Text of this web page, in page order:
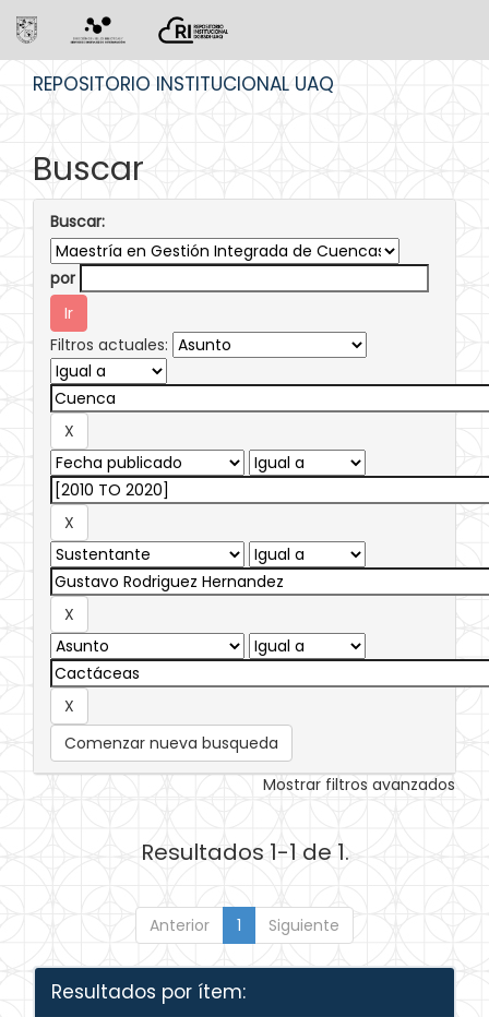
REPOSITORIO INSTITUCIONAL UAQ
Buscar
Buscar:
por
Filtros actuales:
Comenzar nueva busqueda
Mostrar filtros avanzados
Resultados 1-1 de 1.
Anterior 1 Siguiente
Resultados por ítem: